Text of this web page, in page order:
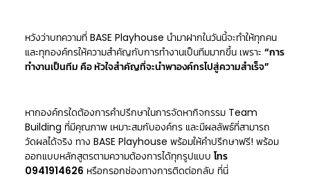
หวังว่าบทความที่ BASE Playhouse นำมาฝากในวันนี้จะทำให้ทุกคน
และทุกองค์กรให้ความสำคัญกับการทำงานเป็นทีมมากขึ้น เพราะ “การ
ทำงานเป็นทีม คือ หัวใจสำคัญที่จะนำพาองค์กรไปสู่ความสำเร็จ”
หากองค์กรใดต้องการคำปรึกษาในการจัดหากิจกรรม Team
Building ที่มีคุณภาพ เหมาะสมกับองค์กร และมีผลลัพธ์ที่สามารถ
วัดผลได้จริง ทาง BASE Playhouse พร้อมให้คำปรึกษาฟรี! พร้อม
ออกแบบหลักสูตรตามความต้องการได้ทุกรูปแบบโทร
0941914626 หรือกรอกช่องทางการติดต่อกลับ ที่นี่